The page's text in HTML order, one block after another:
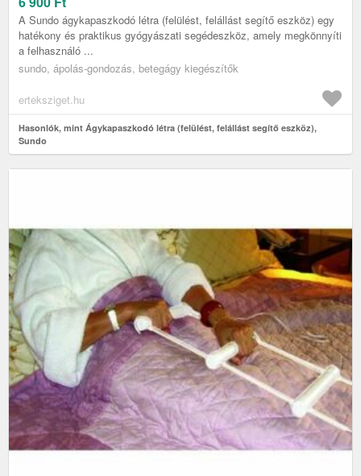
A Sundo ágykapaszkodó létra (felülést, felállást segítő eszköz) egy
hatékony és praktikus gyógyászati segédeszköz, amely megkönnyíti
a felhasználó ...
sundo, ápolás-gondozás, betegágy kiegészítők
erteksziget.hu
Hasonlók, mint Ágykapaszkodó létra (felülést, felállást segítő eszköz),
Sundo